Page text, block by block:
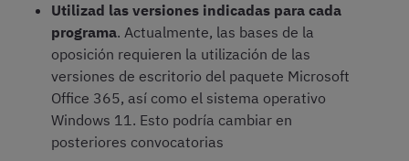
Utilizad las versiones indicadas para cada
programa. Actualmente, las bases de la
oposición requieren la utilización de las
versiones de escritorio del paquete Microsoft
Office 365, así como el sistema operativo
Windows 11. Esto podría cambiar en
posteriores convocatorias